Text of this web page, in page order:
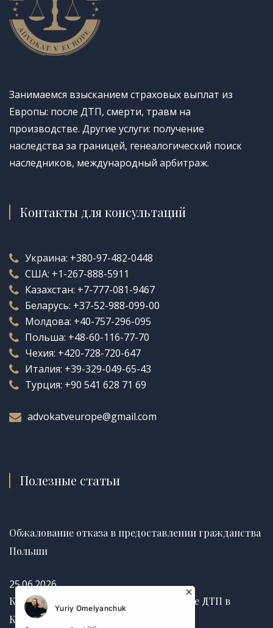
Занимаемся взысканием страховых выплат из
Европы: после ДТП, смерти, травм на
производстве. Другие услуги: получение
наследства за границей, генеалогический поиск
наследников, международный арбитраж.
Контакты для консультаций
Украина: +380-97-482-0448
США: +1-267-888-5911
Казахстан: +7-777-081-9467
Беларусь: +37-52-988-099-00
Молдова: +40-757-296-095
Польша: +48-60-116-77-70
Чехия: +420-728-720-647
Италия: +39-329-049-65-43
Турция: +90 541 628 71 69
advokatveurope@gmail.com
Полезные статьи
Обжалование отказа в предоставлении гражданства
Польши
25.06.2026
Как получить страховую выплату после ДТП в
Канаде без задержек